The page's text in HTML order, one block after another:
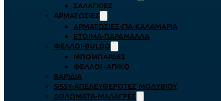
ΣΑΛΑΓΚΙΈΣ
ΑΡΜΑΤΩΣΙΈΣ
ΑΡΜΑΤΩΣΙΈΣ-ΓΙΑ-ΚΑΛΑΜΆΡΙΑ
ΈΤΟΙΜΑ-ΠΑΡΆΜΑΛΛΑ
ΦΕΛΛΟΊ-BULDO
ΜΠΟΜΠΆΡΔΕΣ
ΦΕΛΛΟΊ -ΑΠΊΚΟ
ΒΑΡΊΔΙΑ
SISSY-ΑΠΕΛΕΥΘΕΡΟΤΈΣ ΜΟΛΥΒΙΟΎ
ΔΟΛΏΜΑΤΑ-ΜΑΛΆΓΡΕΣ